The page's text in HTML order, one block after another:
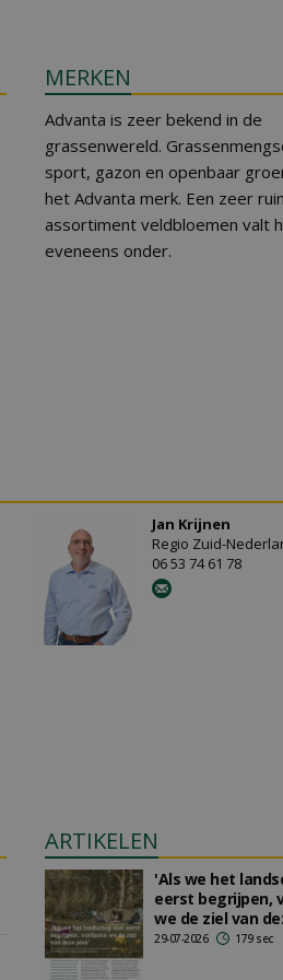
MERKEN
Advanta is zeer bekend in de
grassenwereld.
sport, gazon en openbaar
het Advanta merk. Een zeer
assortiment veldbloemen valt
eveneens onder.
Jan Krijnen
Regio Zuid-
06 53 74 61 78
ARTIKELEN
'Als we het
eerst begrijpen,
we de ziel van
29-07-2026 179 sec